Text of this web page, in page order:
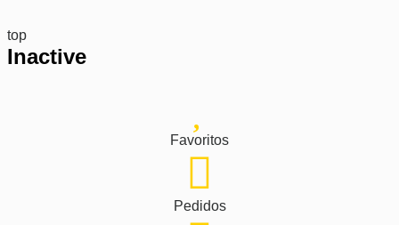
top
Inactive
Favoritos
Pedidos